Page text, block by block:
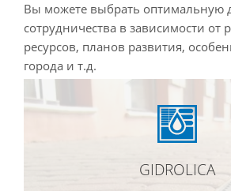
Вы можете выбрать оптимальную
сотрудничества в зависимости от
ресурсов, планов развития,
города и т.д.
GIDROLICA